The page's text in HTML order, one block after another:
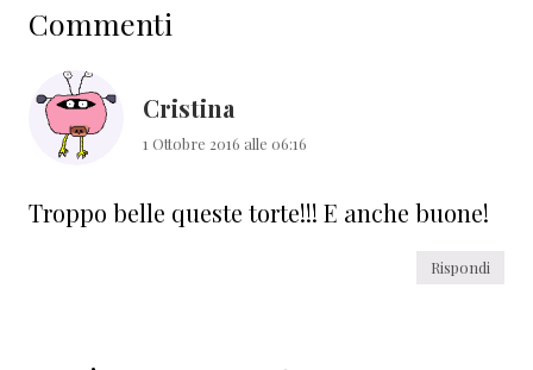
del
lettore
Commenti
Cristina
1 Ottobre 2016 alle 06:16
Troppo belle queste torte!!! E anche buone!
Rispondi